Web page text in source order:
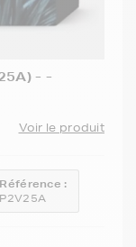
- -
Voir le produit
Référence :
P2V25A